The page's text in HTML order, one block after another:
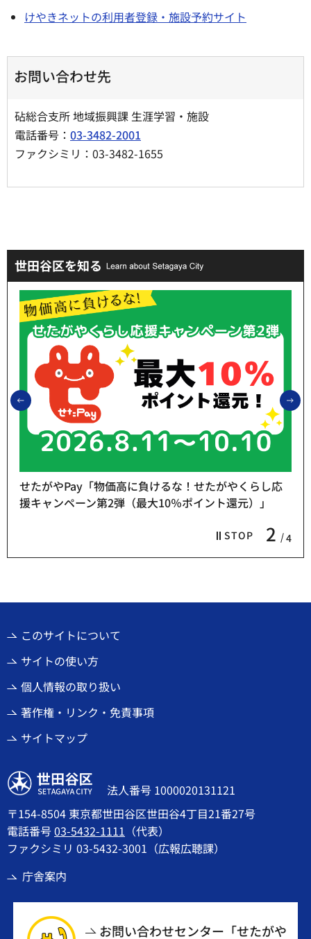
けやきネットの利用者登録・施設予約サイト
お問い合わせ先
砧総合支所 地域振興課 生涯学習・施設
電話番号： 03-3482-2001
ファクシミリ：03-3482-1655
世田谷区を知る
前のスライドを表示
STOP 2 4
せたがやPay「物価高に負けるな！せたがやくらし応
援キャンペーン第2弾（最大10％ポイント還元）」
このサイトについて
サイトの使い方
個人情報の取り扱い
著作権・リンク・免責事項
サイトマップ
世田谷区
法人番号 1000020131121
〒154-8504 東京都世田谷区世田谷4丁目21番27号
電話番号03-5432-1111 （代表）
ファクシミリ 03-5432-3001（広報広聴課）
庁舎案内
お問い合わせセンター「せたがや